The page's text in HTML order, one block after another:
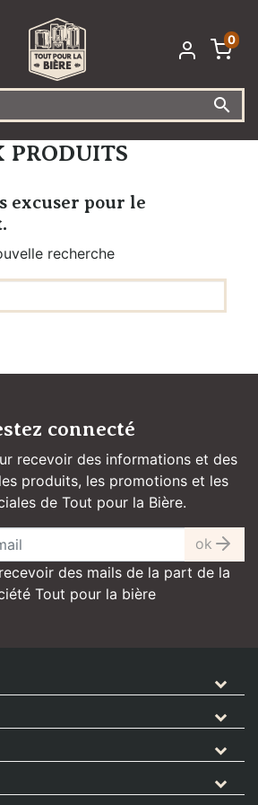

0
PRODUITS
excuser pour le
recherche
connecté
recevoir des informations et des
produits, les promotions et les
de Tout pour la Bière.
ok
des mails de la part de la
Tout pour la bière